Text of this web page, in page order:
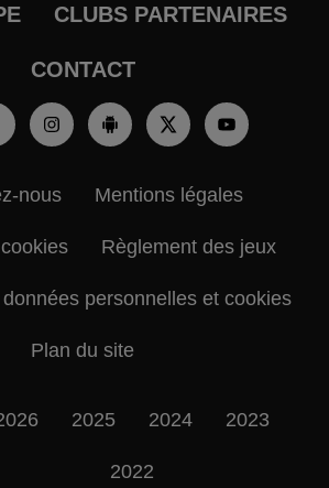
CLUBS PARTENAIRES
CONTACT
nous Mentions légales
Règlement des jeux
personnelles et cookies
Plan du site
2025 2024 2023
2022